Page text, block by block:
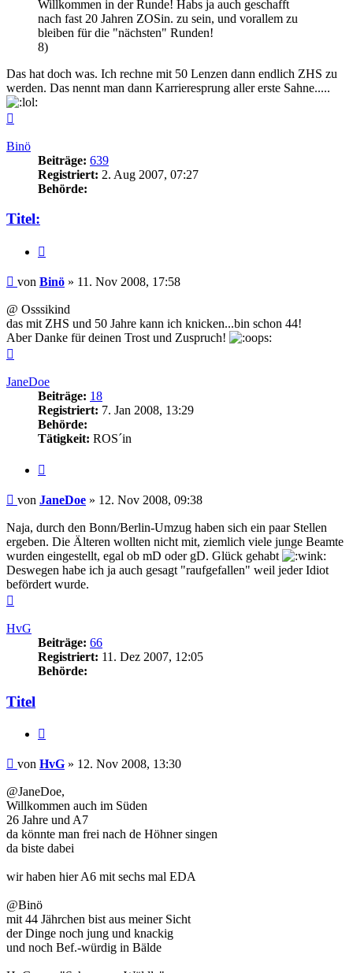
Willkommen in der Runde! Habs ja auch geschafft
nach fast 20 Jahren ZOSin. zu sein, und vorallem zu
bleiben für die "nächsten" Runden!
8)
Das hat doch was. Ich rechne mit 50 Lenzen dann endlich ZHS zu
werden. Das nennt man dann Karrieresprung aller erste Sahne.....
Binö
Beiträge: 639
Registriert: 2. Aug 2007, 07:27
Behörde:
Titel:
Beitrag
von Binö » 11. Nov 2008, 17:58
@ Osssikind
das mit ZHS und 50 Jahre kann ich knicken...bin schon 44!
Aber Danke für deinen Trost und Zuspruch!
JaneDoe
Beiträge: 18
Registriert: 7. Jan 2008, 13:29
Behörde:
Tätigkeit: ROS´in
Beitrag
von JaneDoe » 12. Nov 2008, 09:38
Naja, durch den Bonn/Berlin-Umzug haben sich ein paar Stellen
ergeben. Die Älteren wollten nicht mit, ziemlich viele junge Beamte
wurden eingestellt, egal ob mD oder gD. Glück gehabt
Deswegen habe ich ja auch gesagt "raufgefallen" weil jeder Idiot
befördert wurde.
HvG
Beiträge: 66
Registriert: 11. Dez 2007, 12:05
Behörde:
Titel
Beitrag
von HvG » 12. Nov 2008, 13:30
@JaneDoe,
Willkommen auch im Süden
26 Jahre und A7
da könnte man frei nach de Höhner singen
da biste dabei
wir haben hier A6 mit sechs mal EDA
@Binö
mit 44 Jährchen bist aus meiner Sicht
der Dinge noch jung und knackig
und noch Bef.-würdig in Bälde